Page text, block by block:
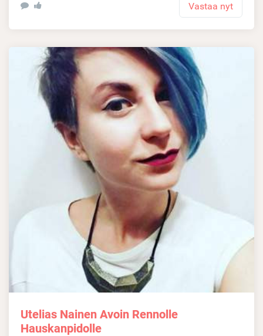
Vastaa nyt
Utelias Nainen Avoin Rennolle
Hauskanpidolle